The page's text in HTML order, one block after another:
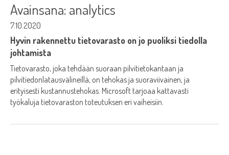
Avainsana: analytics
7.10.2020
Hyvin rakennettu tietovarasto on jo puoliksi tiedolla
johtamista
Tietovarasto, joka tehdään suoraan pilvitietokantaan ja
pilvitiedonlatausvälineillä, on tehokas ja suoraviivainen, ja
erityisesti kustannustehokas. Microsoft tarjoaa kattavasti
työkaluja tietovaraston toteutuksen eri vaiheisiin.